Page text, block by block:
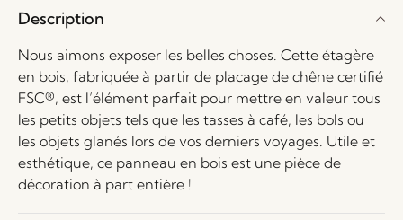
Description
Nous aimons exposer les belles choses. Cette étagère
en bois, fabriquée à partir de placage de chêne certifié
FSC®, est l’élément parfait pour mettre en valeur tous
les petits objets tels que les tasses à café, les bols ou
les objets glanés lors de vos derniers voyages. Utile et
esthétique, ce panneau en bois est une pièce de
décoration à part entière !